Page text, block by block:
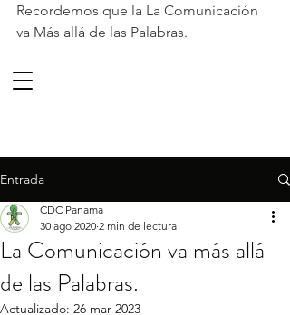
Recordemos que la La Comunicación
va Más allá de las Palabras.